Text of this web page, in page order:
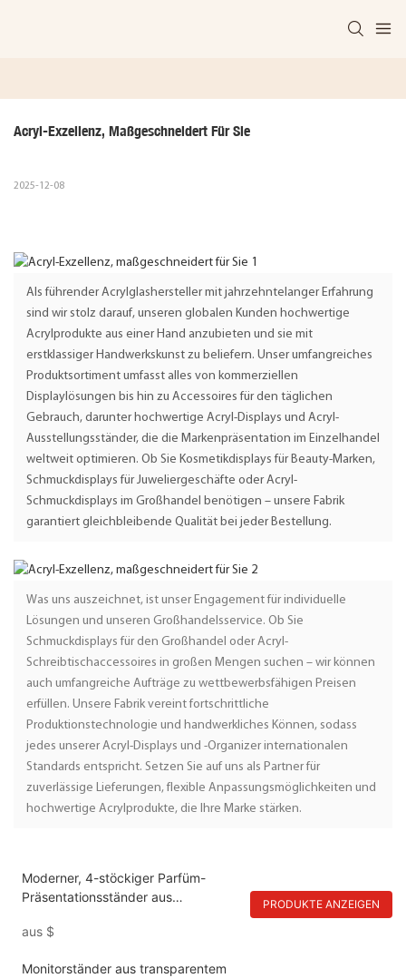
Acryl-Exzellenz, Maßgeschneidert Für Sie
2025-12-08
Als führender Acrylglashersteller mit jahrzehntelanger Erfahrung
sind wir stolz darauf, unseren globalen Kunden hochwertige
Acrylprodukte aus einer Hand anzubieten und sie mit
erstklassiger Handwerkskunst zu beliefern. Unser umfangreiches
Produktsortiment umfasst alles von kommerziellen
Displaylösungen bis hin zu Accessoires für den täglichen
Gebrauch, darunter hochwertige Acryl-Displays und Acryl-
Ausstellungsständer, die die Markenpräsentation im Einzelhandel
weltweit optimieren. Ob Sie Kosmetikdisplays für Beauty-Marken,
Schmuckdisplays für Juweliergeschäfte oder Acryl-
Schmuckdisplays im Großhandel benötigen – unsere Fabrik
garantiert gleichbleibende Qualität bei jeder Bestellung.
Was uns auszeichnet, ist unser Engagement für individuelle
Lösungen und unseren Großhandelsservice. Ob Sie
Schmuckdisplays für den Großhandel oder Acryl-
Schreibtischaccessoires in großen Mengen suchen – wir können
auch umfangreiche Aufträge zu wettbewerbsfähigen Preisen
erfüllen. Unsere Fabrik vereint fortschrittliche
Produktionstechnologie und handwerkliches Können, sodass
jedes unserer Acryl-Displays und -Organizer internationalen
Standards entspricht. Setzen Sie auf uns als Partner für
zuverlässige Lieferungen, flexible Anpassungsmöglichkeiten und
hochwertige Acrylprodukte, die Ihre Marke stärken.
Moderner, 4-stöckiger Parfüm-
Präsentationsständer aus
Ladentheke im Einzelhandel
aus $
PRODUKTE ANZEIGEN
Monitorständer aus transparentem